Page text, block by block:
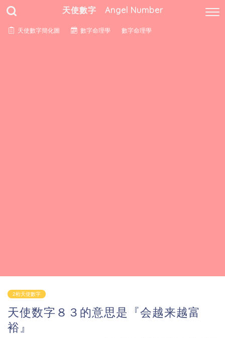
天使數字 Angel Number
天使數字簡化圖 數字命理學 數字命理學
2桁天使數字
天使数字８３的意思是『会越来越富
裕』